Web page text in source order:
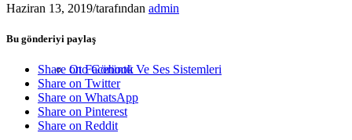
Oto Görüntü Ve Ses Sistemleri
Haziran 13, 2019/tarafından admin
Bu gönderiyi paylaş
Share on Facebook
Share on Twitter
Share on WhatsApp
Share on Pinterest
Share on Reddit